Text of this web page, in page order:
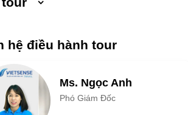
lớn
hệ điều hành tour
Ms. Ngọc Anh
Phó Giám Đốc